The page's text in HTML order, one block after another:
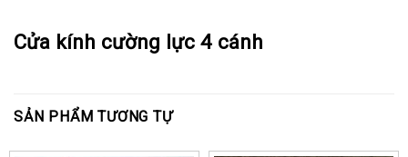
Cửa kính cường lực 4 cánh
SẢN PHẨM TƯƠNG TỰ